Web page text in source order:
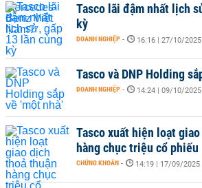
Tasco lãi đậm nhất lịch
kỳ
DOANH NGHIỆP - 16:16 | 27/10/2025
Tasco và DNP Holding
DOANH NGHIỆP - 14:24 | 09/10/2025
Tasco xuất hiện loạt
hàng chục triệu cổ phiếu
CHỨNG KHOÁN - 14:19 | 17/09/2025